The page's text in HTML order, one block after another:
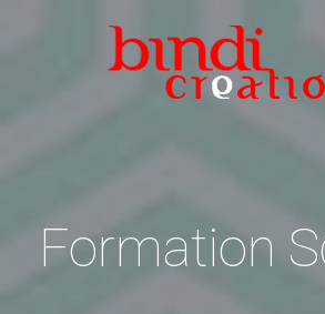
Accueil
Les
Contact
Formation